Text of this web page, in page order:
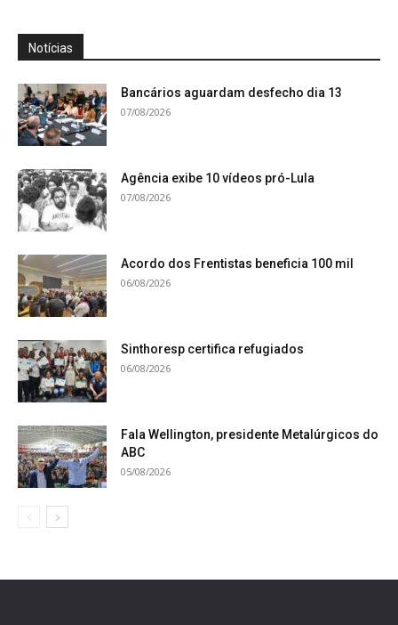
Notícias
Bancários aguardam desfecho dia 13
07/08/2026
Agência exibe 10 vídeos pró-Lula
07/08/2026
Acordo dos Frentistas beneficia 100 mil
06/08/2026
Sinthoresp certifica refugiados
06/08/2026
Fala Wellington, presidente Metalúrgicos do
ABC
05/08/2026